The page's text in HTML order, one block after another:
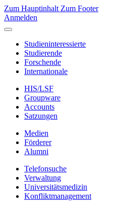
Zum Hauptinhalt Zum Footer
Anmelden
Studieninteressierte
Studierende
Forschende
Internationale
HIS/LSF
Groupware
Accounts
Satzungen
Medien
Förderer
Alumni
Telefonsuche
Verwaltung
Universitätsmedizin
Konfliktmanagement